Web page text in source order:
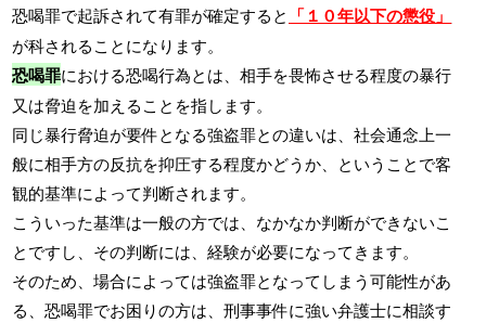
恐喝罪で起訴されて有罪が確定すると 「１０年以下の懲役」
が科されることになります。
恐喝罪における恐喝行為とは、相手を畏怖させる程度の暴行
又は脅迫を加えることを指します。
同じ暴行脅迫が要件となる強盗罪との違いは、社会通念上一
般に相手方の反抗を抑圧する程度かどうか、ということで客
観的基準によって判断されます。
こういった基準は一般の方では、なかなか判断ができないこ
とですし、その判断には、経験が必要になってきます。
そのため、場合によっては強盗罪となってしまう可能性があ
る、恐喝罪でお困りの方は、刑事事件に強い弁護士に相談す